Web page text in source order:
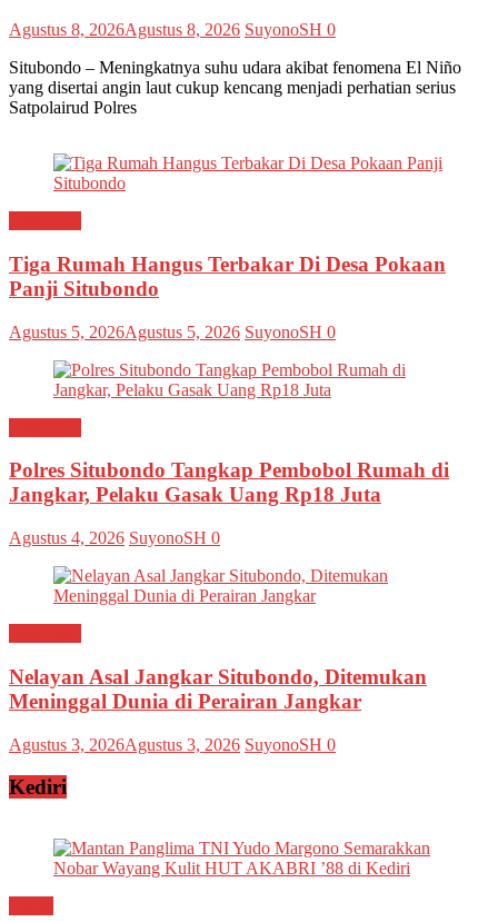
Agustus 8, 2026Agustus 8, 2026 SuyonoSH 0
Situbondo – Meningkatnya suhu udara akibat fenomena El Niño
yang disertai angin laut cukup kencang menjadi perhatian serius
Satpolairud Polres
Tiga Rumah Hangus Terbakar Di Desa Pokaan
Panji Situbondo
Agustus 5, 2026Agustus 5, 2026 SuyonoSH 0
Polres Situbondo Tangkap Pembobol Rumah di
Jangkar, Pelaku Gasak Uang Rp18 Juta
Agustus 4, 2026 SuyonoSH 0
Nelayan Asal Jangkar Situbondo, Ditemukan
Meninggal Dunia di Perairan Jangkar
Agustus 3, 2026Agustus 3, 2026 SuyonoSH 0
Kediri